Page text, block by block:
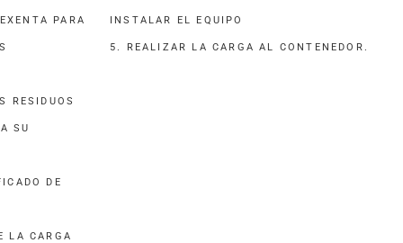
PARA
RESIDUOS
SU
DE
LA CARGA
INSTALAR EL EQUIPO
5. REALIZAR LA CARGA AL CONTENEDOR.